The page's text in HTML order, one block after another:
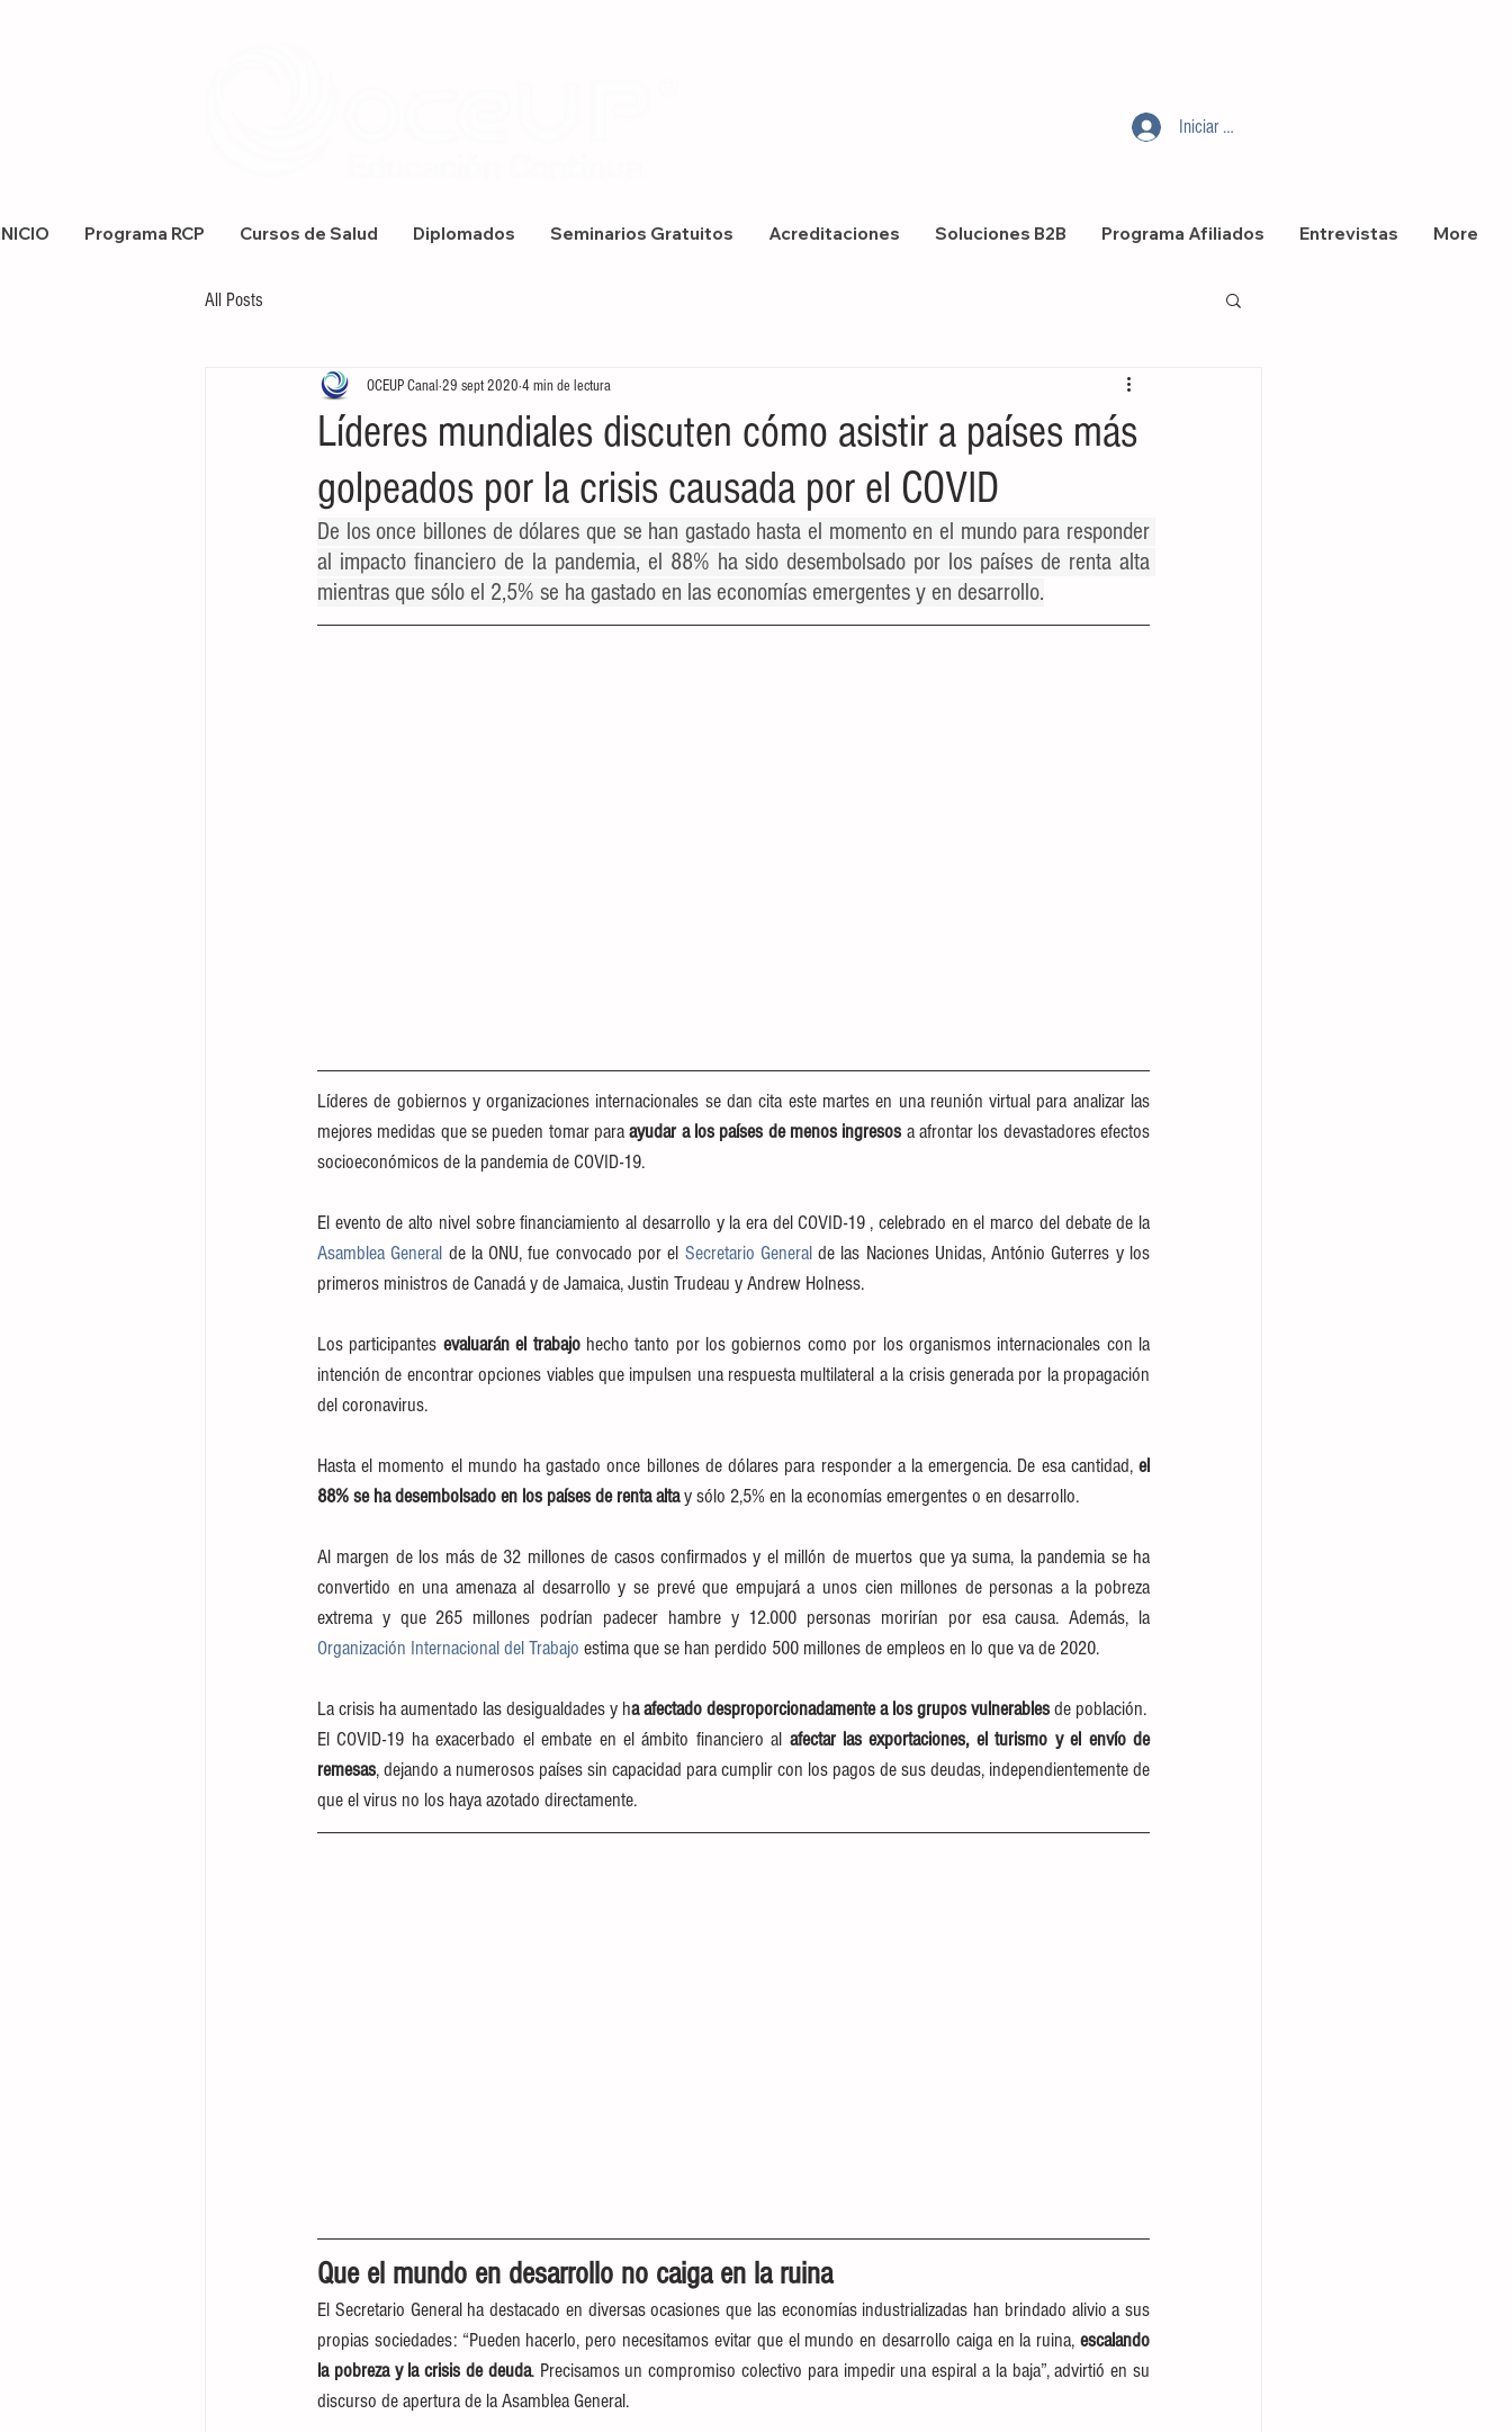
Iniciar sesión
Programa RCP Cursos de Salud Diplomados Seminarios Gratuitos Acreditaciones Soluciones B2B Programa Afiliados Entrevistas More
All Posts
Líderes mundiales discuten cómo asistir a países más
golpeados por la crisis causada por el COVID
OCEUP Canal 29 sept 2020 4 min de lectura
De los once billones de dólares que se han gastado hasta el momento en el mundo para responder
al impacto financiero de la pandemia, el 88% ha sido desembolsado por los países de renta alta
mientras que sólo el 2,5% se ha gastado en las economías emergentes y en desarrollo.
Líderes de gobiernos y organizaciones internacionales se dan cita este martes en una reunión virtual para analizar las
mejores medidas que se pueden tomar para ayudar a los países de menos ingresos a afrontar los devastadores efectos
socioeconómicos de la pandemia de COVID-19.
Asamblea General de la ONU, fue convocado por el Secretario General de las Naciones Unidas, António Guterres y los
primeros ministros de Canadá y de Jamaica, Justin Trudeau y Andrew Holness.
Los participantes evaluarán el trabajo hecho tanto por los gobiernos como por los organismos internacionales con la
intención de encontrar opciones viables que impulsen una respuesta multilateral a la crisis generada por la propagación
del coronavirus.
Hasta el momento el mundo ha gastado once billones de dólares para responder a la emergencia. De esa cantidad, el
88% se ha desembolsado en los países de renta alta y sólo 2,5% en la economías emergentes o en desarrollo.
Al margen de los más de 32 millones de casos confirmados y el millón de muertos que ya suma, la pandemia se ha
convertido en una amenaza al desarrollo y se prevé que empujará a unos cien millones de personas a la pobreza
Organización Internacional del Trabajo estima que se han perdido 500 millones de empleos en lo que va de 2020.
La crisis ha aumentado las desigualdades y ha afectado desproporcionadamente a los grupos vulnerables de población.
El COVID-19 ha exacerbado el embate en el ámbito financiero al afectar las exportaciones, el turismo y el envío de
remesas, dejando a numerosos países sin capacidad para cumplir con los pagos de sus deudas, independientemente de
que el virus no los haya azotado directamente.
Que el mundo en desarrollo no caiga en la ruina
El Secretario General ha destacado en diversas ocasiones que las economías industrializadas han brindado alivio a sus
propias sociedades: “Pueden hacerlo, pero necesitamos evitar que el mundo en desarrollo caiga en la ruina, escalando
la pobreza y la crisis de deuda. Precisamos un compromiso colectivo para impedir una espiral a la baja”, advirtió en su
discurso de apertura de la Asamblea General.